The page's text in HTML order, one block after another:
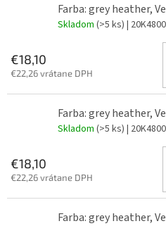
Farba: grey heather,
Skladom (>5 ks) |
€18,10
€22,26 vrátane DPH
Farba: grey heather,
Skladom (>5 ks) |
€18,10
€22,26 vrátane DPH
Farba: grey heather,